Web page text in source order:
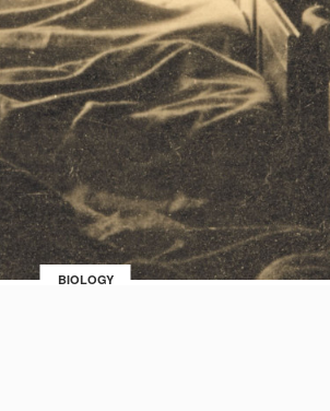
BIOLOGY